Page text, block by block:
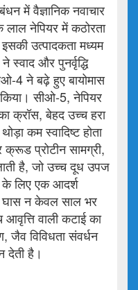
में वैज्ञानिक नवाचार
नेपियर में कठोरता
उत्पादकता मध्यम
और पुनर्वृद्धि
4 ने बढ़े हुए बायोमास
सीओ-5, नेपियर
क्रॉस, बेहद उच्च हरा
कम स्वादिष्ट होता
प्रोटीन सामग्री,
है, जो उच्च दूध उपज
के लिए एक आदर्श
घास न केवल साल भर
वाली कटाई का
जैव विविधता संवर्धन
देती है।